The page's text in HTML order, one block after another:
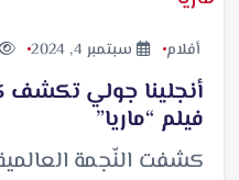
أفلام سبتمبر 4, 2024
أنجلينا جولي تكشف
فيلم “ماريا”
كشفت النّجمة